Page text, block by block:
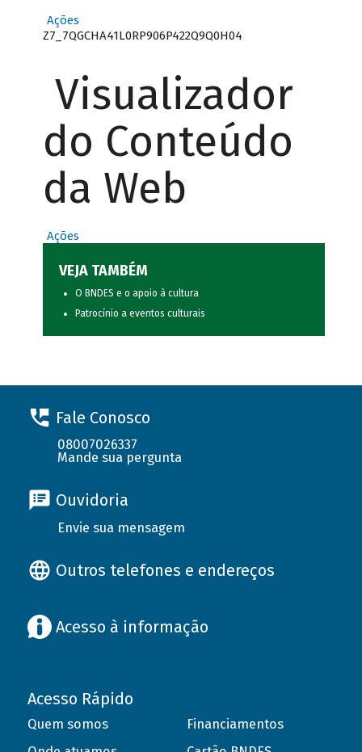
Ações
Z7_7QGCHA41L0RP906P422Q9Q0H04
Visualizador
do Conteúdo
da Web
Ações
VEJA TAMBÉM
O BNDES e o apoio à cultura
Patrocínio a eventos culturais
Fale Conosco
08007026337
Mande sua pergunta
Ouvidoria
Envie sua mensagem
Outros telefones e endereços
Acesso à informação
Acesso Rápido
Quem somos
Financiamentos